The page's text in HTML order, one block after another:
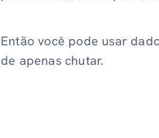
Então você pode usar
de apenas chutar.